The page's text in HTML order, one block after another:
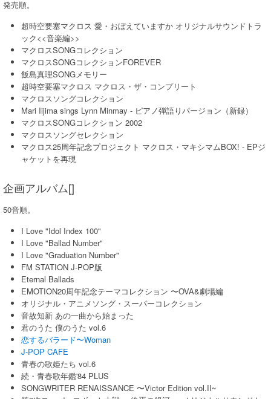
発売順。
超時空要塞マクロス 愛・おぼえていますか オリジナルサウンドトラ
ック<<音楽編>>
マクロスSONGコレクション
マクロスSONGコレクションFOREVER
飯島真理SONGメモリー
超時空要塞マクロス マクロス・ザ・コンプリート
マクロスソングコレクション
Mari Iijima sings Lynn Minmay - ピアノ弾語りパージョン（新録）
マクロスSONGコレクション 2002
マクロスソングセレクション
マクロス25周年記念プロジェクト マクロス・マキシマムBOX! - EPジ
ャケットを再現
企画アルバム[]
50音順。
I Love "Idol Index 100"
I Love "Ballad Number"
I Love "Graduation Number"
FM STATION J-POP版
Eternal Ballads
EMOTION20周年記念テーマコレクション 〜OVA&劇場編
オリジナル・アニメソング・スーパーコレクション
音故知新 あの一曲から始まった
君のうた 僕のうた vol.6
恋するバラード〜Woman
J-POP CAFE
青春の歌姫たち vol.6
続・青春歌年鑑'84 PLUS
SONGWRITER RENAISSANCE 〜Victor Edition vol.II~